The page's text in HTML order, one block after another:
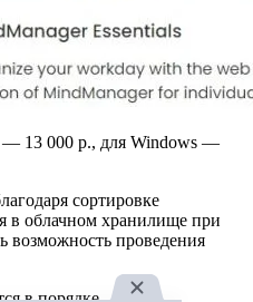
— 13 000 р., для Windows —
сортировке
в облачном хранилище при
возможность проведения